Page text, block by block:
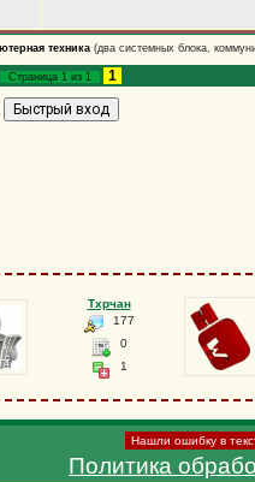
техника (два системных блока,
Страница 1 из 1 1
Тхрчан
177
0
1
Нашли ошибку в
Политика